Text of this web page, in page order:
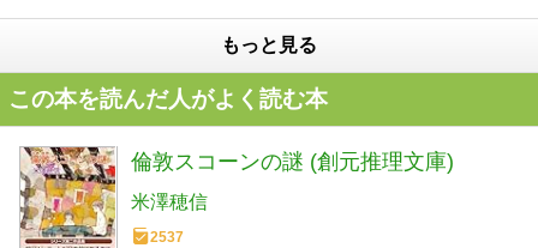
もっと見る
この本を読んだ人がよく読む本
倫敦スコーンの謎 (創元推理文庫)
米澤穂信
2537